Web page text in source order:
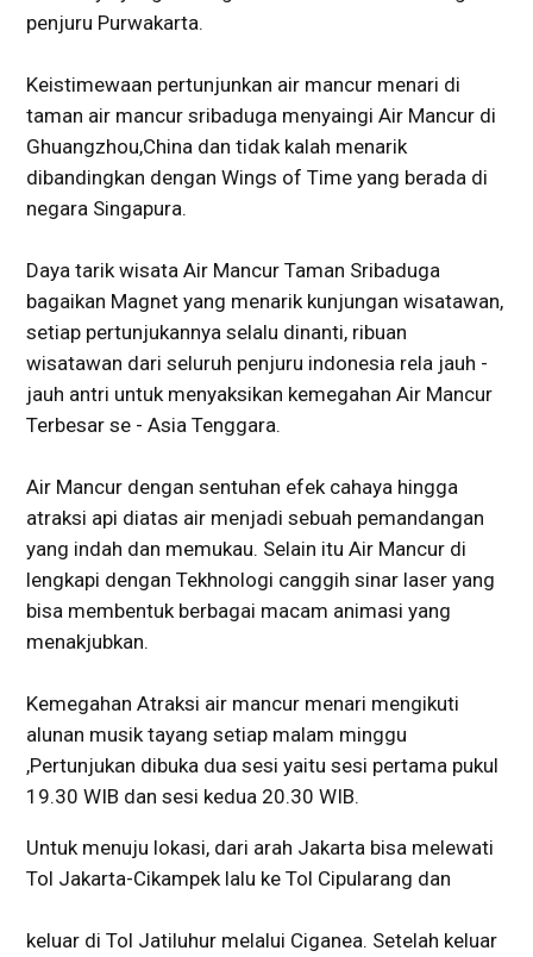
penjuru Purwakarta.
Keistimewaan pertunjunkan air mancur menari di
taman air mancur sribaduga menyaingi Air Mancur di
Ghuangzhou,China dan tidak kalah menarik
dibandingkan dengan Wings of Time yang berada di
negara Singapura.
Daya tarik wisata Air Mancur Taman Sribaduga
bagaikan Magnet yang menarik kunjungan wisatawan,
setiap pertunjukannya selalu dinanti, ribuan
wisatawan dari seluruh penjuru indonesia rela jauh -
jauh antri untuk menyaksikan kemegahan Air Mancur
Terbesar se - Asia Tenggara.
Air Mancur dengan sentuhan efek cahaya hingga
atraksi api diatas air menjadi sebuah pemandangan
yang indah dan memukau. Selain itu Air Mancur di
lengkapi dengan Tekhnologi canggih sinar laser yang
bisa membentuk berbagai macam animasi yang
menakjubkan.
Kemegahan Atraksi air mancur menari mengikuti
alunan musik tayang setiap malam minggu
,Pertunjukan dibuka dua sesi yaitu sesi pertama pukul
19.30 WIB dan sesi kedua 20.30 WIB.
Untuk menuju lokasi, dari arah Jakarta bisa melewati
Tol Jakarta-Cikampek lalu ke Tol Cipularang dan
keluar di Tol Jatiluhur melalui Ciganea. Setelah keluar